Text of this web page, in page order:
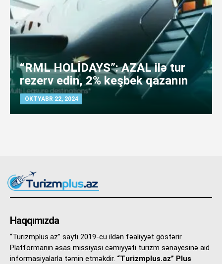
“RML HOLİDAYS”: AZAL ilə tur
rezerv edin, 2% keşbek qazanın
OKTYABR 22, 2024
Haqqımızda
“Turizmplus.az” saytı 2019-cu ildən fəaliyyət göstərir.
Platformanın əsas missiyası cəmiyyəti turizm sənayesinə aid
informasiyalarla təmin etməkdir. “Turizmplus.az” Plus